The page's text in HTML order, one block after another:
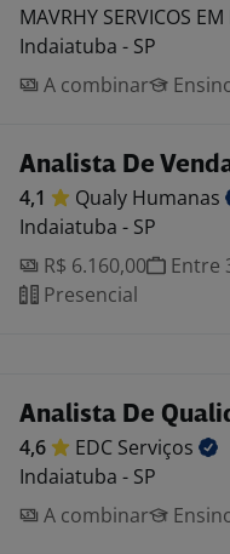
MAVRHY SERVICOS
Indaiatuba - SP
A combinar
Analista De
4,1 Qualy Humanas
Indaiatuba - SP
R$ 6.160,00
Entre
Presencial
Analista De
4,6 EDC Serviços
Indaiatuba - SP
A combinar